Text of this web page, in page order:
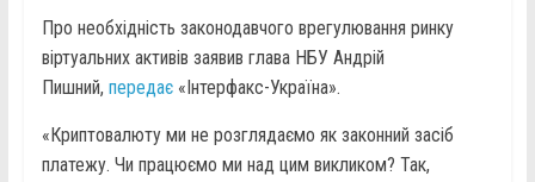
Про необхідність законодавчого врегулювання ринку
віртуальних активів заявив глава НБУ Андрій
Пишний, передає«Інтерфакс-Україна».
«Криптовалюту ми не розглядаємо як законний засіб
платежу. Чи працюємо ми над цим викликом? Так,